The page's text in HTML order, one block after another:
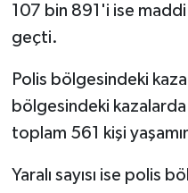
107 bin 891'i ise maddi
geçti.
Polis bölgesindeki
bölgesindeki
toplam 561 kişi
Yaralı sayısı ise polis